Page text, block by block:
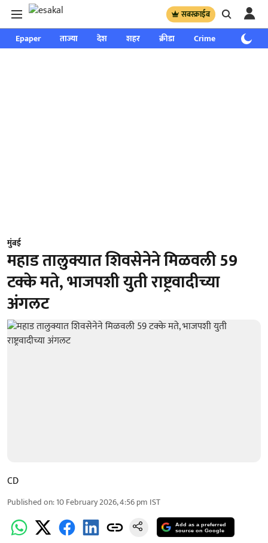
सबस्क्राईब
Epaper ताज्या देश शहर क्रीडा Crime साप्ताहिक
मुंबई
महाड तालुक्यात शिवसेनेने मिळवली 59
टक्के मते, भाजपशी युती राष्ट्रवादीच्या
अंगलट
CD
Published on:10 February 2026, 4:56 pm IST
Add as a preferred
source on Google